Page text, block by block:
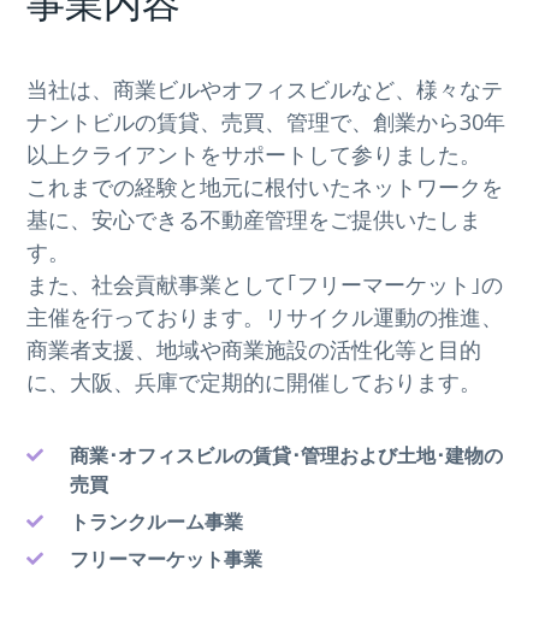
当社は、商業ビルやオフィスビルなど、様々なテ
ナントビルの賃貸、売買、管理で、創業から30年
以上クライアントをサポートして参りました。
これまでの経験と地元に根付いたネットワークを
基に、安心できる不動産管理をご提供いたしま
す。
また、社会貢献事業として｢フリーマーケット｣の
主催を行っております。リサイクル運動の推進、
商業者支援、地域や商業施設の活性化等と目的
に、大阪、兵庫で定期的に開催しております。
商業･オフィスビルの賃貸･管理および土地･建物の
売買
トランクルーム事業
フリーマーケット事業